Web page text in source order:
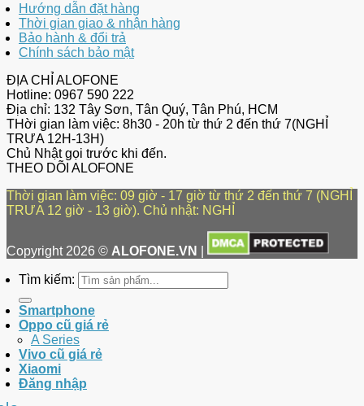
Hướng dẫn đặt hàng
Thời gian giao & nhận hàng
Bảo hành & đổi trả
Chính sách bảo mật
ĐỊA CHỈ ALOFONE
Hotline: 0967 590 222
Địa chỉ: 132 Tây Sơn, Tân Quý, Tân Phú, HCM
THời gian làm việc: 8h30 - 20h từ thứ 2 đến thứ 7(NGHỈ
TRƯA 12H-13H)
Chủ Nhật gọi trước khi đến.
THEO DÕI ALOFONE
Thời gian làm việc: 09 giờ - 17 giờ từ thứ 2 đến thứ 7 (NGHỈ
TRƯA 12 giờ - 13 giờ). Chủ nhật: NGHỈ
Copyright 2026 © ALOFONE.VN
Tìm kiếm:
Smartphone
Oppo cũ giá rẻ
A Series
Vivo cũ giá rẻ
Xiaomi
Đăng nhập